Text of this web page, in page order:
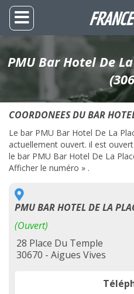
PMU Bar Hotel De
COORDONEES DU BAR
Le bar PMU Bar Hotel De La
actuellement ouvert. il est
le bar PMU Bar Hotel De La
Afficher le numéro » .
PMU BAR HOTEL DE LA
(Ouvert)
28 Place Du Temple
30670 - Aigues Vives